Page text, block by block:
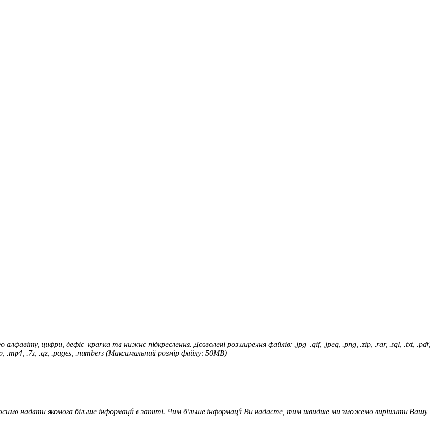
алфавіту, цифри, дефіс, крапка та нижнє підкреслення. Дозволені розширення файлів: .jpg, .gif, .jpeg, .png, .zip, .rar, .sql, .txt, .pdf,
.mp4, .7z, .gz, .pages, .numbers (Максимальний розмір файлу: 50MB)
надати якомога більше інформації в запиті. Чим більше інформації Ви надасте, тим швидше ми зможемо вирішити Вашу